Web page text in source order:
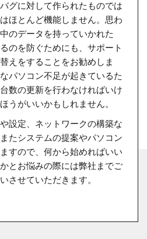
グに対して作られたものでは
ほとんど機能しません。思わ
のデータを持っていかれた
のを防ぐためにも、サポート
えをすることをお勧めしま
パソコン不足が起きているた
数の更新を行わなければいけ
うがいいかもしれません。
設定、ネットワークの構築な
たシステムの提案やパソコン
すので、何から始めればいい
とお悩みの際には弊社までご
させていただきます。